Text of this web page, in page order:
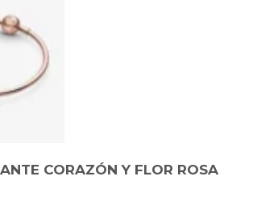
CORAZÓN Y FLOR ROSA